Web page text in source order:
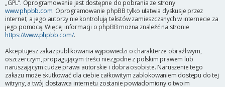
„GPL”. Oprogramowanie jest dostępne do pobrania ze strony
www.phpbb.com. Oprogramowanie phpBB tylko ułatwia dyskusje przez
internet, a jego autorzy nie kontrolują tekstów zamieszczanych w internecie za
jego pomocą. Więcej informacji o phpBB można znaleźć na stronie
https://www.phpbb.com/.
Akceptujesz zakaz publikowania wypowiedzi o charakterze obraźliwym,
oszczerczym, propagującym treści niezgodne z polskim prawem lub
naruszającym cudze prawa autorskie i dobra osobiste. Naruszenie tego
zakazu może skutkować dla ciebie całkowitym zablokowaniem dostępu do tej
witryny, a twój dostawca internetu zostanie powiadomiony o twoim